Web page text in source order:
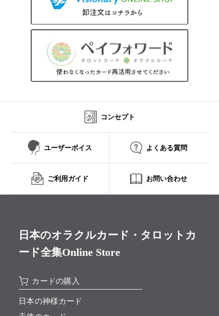
コンセプト
ユーザーボイス よくある質問
ご利用ガイド お問い合わせ
日本のオラクルカード・タロットカ
ード全集Online Store
カードの購入
日本の神様カード